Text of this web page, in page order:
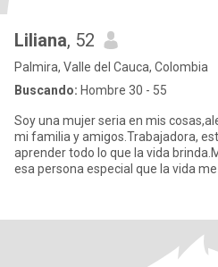
Liliana, 52
Palmira, Valle del Cauca, Colombia
Buscando: Hombre 30 - 55
Soy una mujer seria en mis
mi familia y amigos.Trabajadora,
aprender todo lo que la vida
esa persona especial que la vida